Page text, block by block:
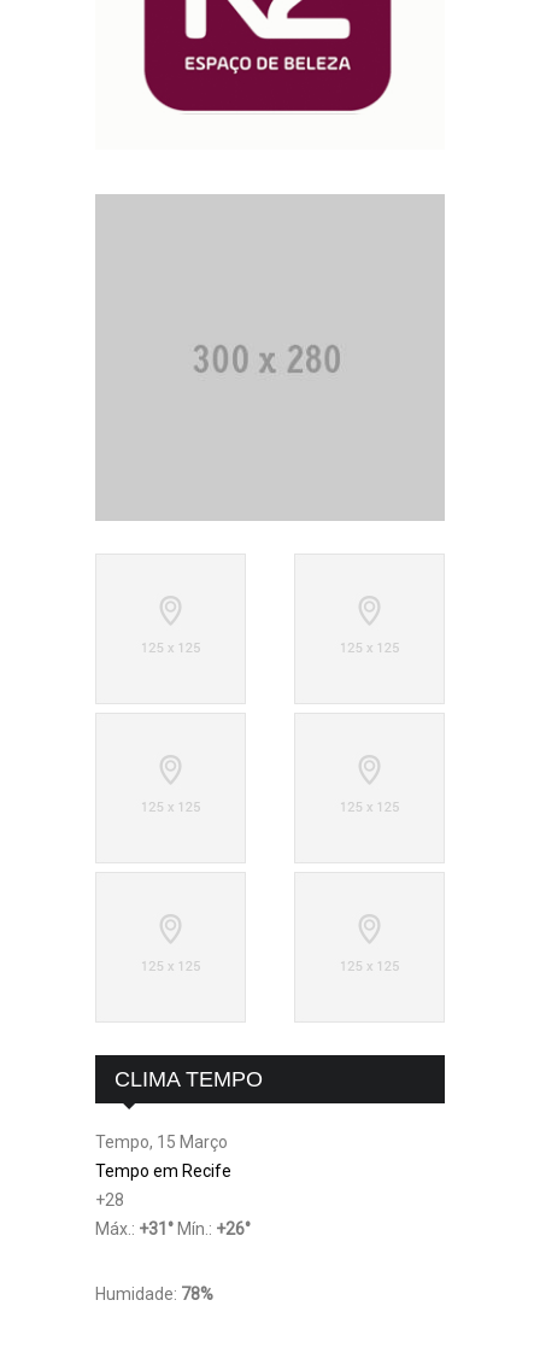
CLIMA TEMPO
Tempo, 15 Março
Tempo em Recife
+28
Máx.: +31 ° Mín.: +26°
Humidade: 78%